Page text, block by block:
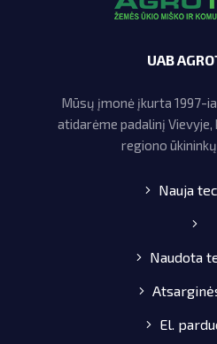
UAB
Mūsų įmonė įkurta 1997-
atidarėme padalinį
regiono
Nauja
Naudota
El.